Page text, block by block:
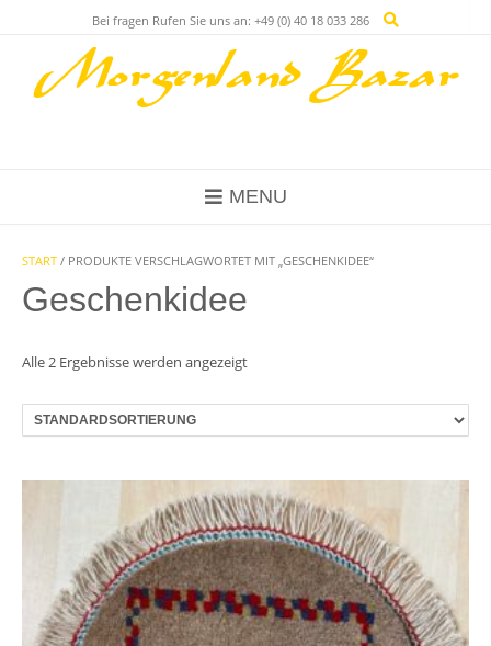
Bei fragen Rufen Sie uns an: +49 (0) 40 18 033 286
MENU
START / PRODUKTE VERSCHLAGWORTET MIT „GESCHENKIDEE“
Geschenkidee
Alle 2 Ergebnisse werden angezeigt